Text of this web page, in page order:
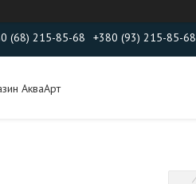
(68) 215-85-68 +380 (93) 215-85-68
АкваАрт